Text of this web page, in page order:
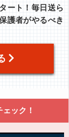
ート！毎日送ら
護者がやるべき
ック！